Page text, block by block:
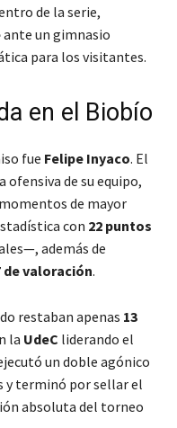
de la serie,
ante un gimnasio
para los visitantes.
en el Biobío
fue Felipe Inyaco. El
de su equipo,
de mayor
con 22 puntos
además de
de valoración.
restaban apenas 13
la UdeC liderando el
un doble agónico
y terminó por sellar el
absoluta del torneo